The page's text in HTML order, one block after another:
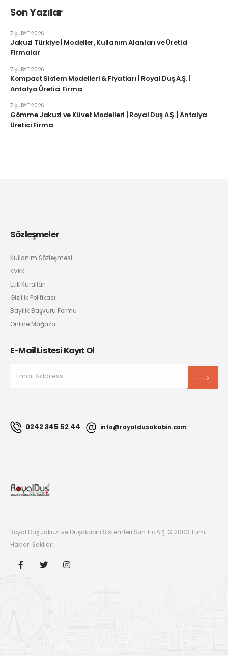
Son Yazılar
Jakuzi Türkiye | Modeller, Kullanım Alanları ve Üretici
Firmalar
7 ŞUBAT 2026
Kompact Sistem Modelleri & Fiyatları | Royal Duş A.Ş. |
Antalya Üretici Firma
7 ŞUBAT 2026
Gömme Jakuzi ve Küvet Modelleri | Royal Duş A.Ş. | Antalya
Üretici Firma
7 ŞUBAT 2026
Sözleşmeler
Kullanım Sözleşmesi
KVKK
Etik Kuralları
Gizlilik Politikası
Bayilik Başvuru Formu
Online Mağaza
E-Mail Listesi Kayıt Ol
0242 345 52 44 info@royaldusakabin.com
Royal Duş Jakuzi ve Duşakabin Sistemleri San.Tic.A.Ş. © 2003 Tüm
Hakları Saklıdır.